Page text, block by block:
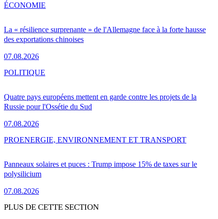
La « résilience surprenante » de l'Allemagne face à la forte hausse
des exportations chinoises
07.08.2026
ÉCONOMIE
Quatre pays européens mettent en garde contre les projets de la
Russie pour l'Ossétie du Sud
07.08.2026
POLITIQUE
Panneaux solaires et puces : Trump impose 15% de taxes sur le
polysilicium
07.08.2026
PROENERGIE, ENVIRONNEMENT ET TRANSPORT
PLUS DE CETTE SECTION